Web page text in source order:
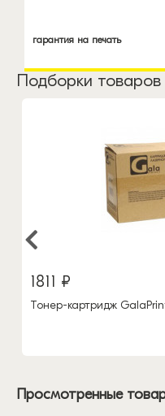
гарантия на печать
Подборки товаров
1811 ₽
Тонер-картридж
Просмотренные